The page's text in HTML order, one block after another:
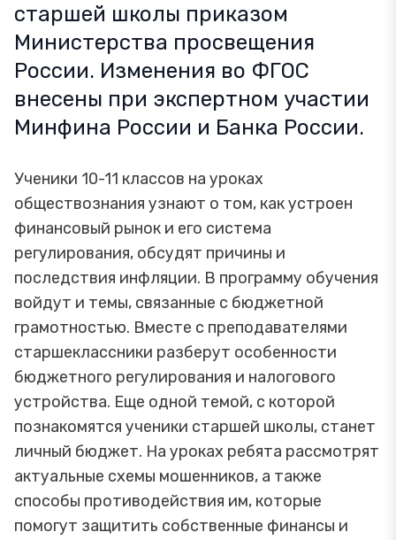
старшей школы приказом
Министерства просвещения
России. Изменения во ФГОС
внесены при экспертном участии
Минфина России и Банка России.
Ученики 10-11 классов на уроках
обществознания узнают о том, как устроен
финансовый рынок и его система
регулирования, обсудят причины и
последствия инфляции. В программу обучения
войдут и темы, связанные с бюджетной
грамотностью. Вместе с преподавателями
старшеклассники разберут особенности
бюджетного регулирования и налогового
устройства. Еще одной темой, с которой
познакомятся ученики старшей школы, станет
личный бюджет. На уроках ребята рассмотрят
актуальные схемы мошенников, а также
способы противодействия им, которые
помогут защитить собственные финансы и